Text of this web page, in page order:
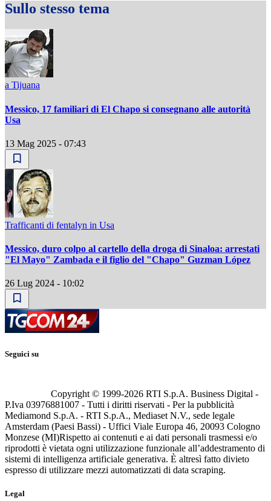
Sullo stesso tema
a Tijuana
Messico, 17 familiari di El Chapo si consegnano alle autorità
Usa
13 Mag 2025 - 07:43
Trafficanti di fentalyn in Usa
Messico, duro colpo al cartello della droga di Sinaloa: arrestati
"El Mayo" Zambada e il figlio del "Chapo" Guzman López
26 Lug 2024 - 10:02
Seguici su
Copyright © 1999-2026 RTI S.p.A. Business Digital -
P.Iva 03976881007 - Tutti i diritti riservati - Per la pubblicità
Mediamond S.p.A. - RTI S.p.A., Mediaset N.V., sede legale
Amsterdam (Paesi Bassi) - Uffici Viale Europa 46, 20093 Cologno
Monzese (MI)Rispetto ai contenuti e ai dati personali trasmessi e/o
riprodotti è vietata ogni utilizzazione funzionale all’addestramento di
sistemi di intelligenza artificiale generativa. È altresì fatto divieto
espresso di utilizzare mezzi automatizzati di data scraping.
Legal